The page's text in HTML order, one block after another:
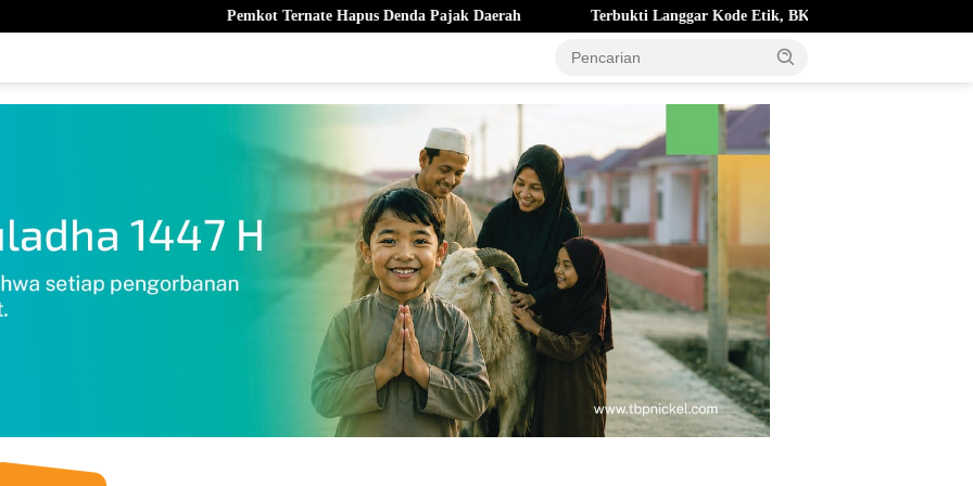
Pemkot Ternate Hapus Denda Pajak Daerah Terbukti Langgar Kode Etik, BK DPRD Kota Ternate Berhentikan Nurjaya